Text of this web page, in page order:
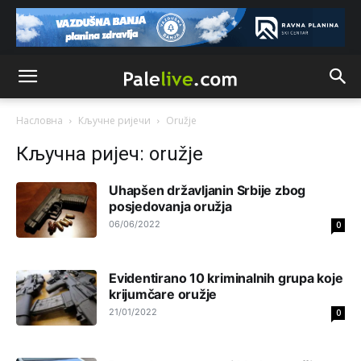
Насловна Кључне ријечи Oružje
Кључна ријеч: oružje
Uhapšen državljanin Srbije zbog
posjedovanja oružja
06/06/2022 0
Evidеntirano 10 kriminalnih grupa kojе
krijumčarе oružjе
21/01/2022 0
Akò se prevede...manji umro nego sto se rodio.
Анонимно2806721 8/6/2026 2:27
Kuniocu ide q u guz...
Анонимно2808843 8/6/2026 6:20
Evo dasak vijetra s Romanije,neko iz publike povika,ma
pusti ih ciganija...pocetkom ovog vjeka,neko rece za
Radovana i Ratka kaki su oni srbi...i poce dalje da
Анонимно2810587 јуче 11:13
Proguglajte